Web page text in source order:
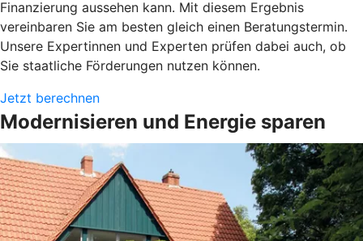
Finanzierung aussehen kann. Mit diesem Ergebnis
vereinbaren Sie am besten gleich einen Beratungstermin.
Unsere Expertinnen und Experten prüfen dabei auch, ob
Sie staatliche Förderungen nutzen können.
Jetzt berechnen
Modernisieren und Energie sparen